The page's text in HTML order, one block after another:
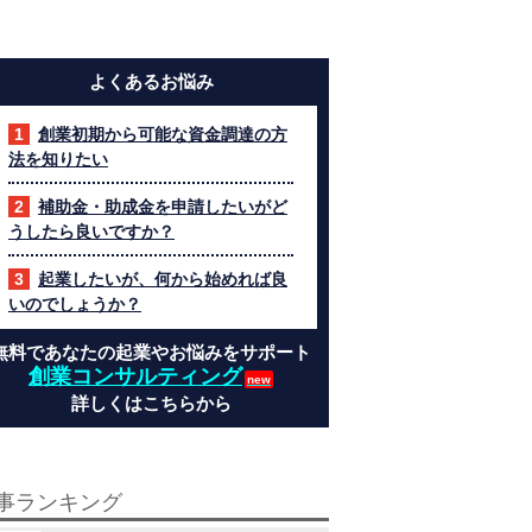
よくあるお悩み
創業初期から可能な資金調達の方
法を知りたい
補助金・助成金を申請したいがど
うしたら良いですか？
起業したいが、何から始めれば良
いのでしょうか？
料であなたの起業やお悩みをサポート
創業コンサルティング
詳しくはこちらから
ランキング